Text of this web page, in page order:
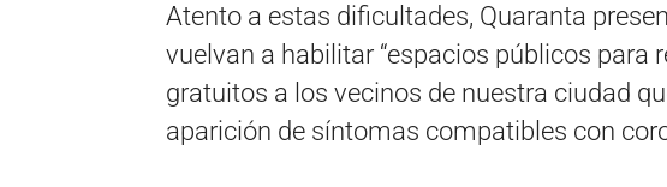
Atento a estas dificultades, Quaranta
vuelvan a habilitar “espacios públicos para
gratuitos a los vecinos de nuestra ciudad
aparición de síntomas compatibles con